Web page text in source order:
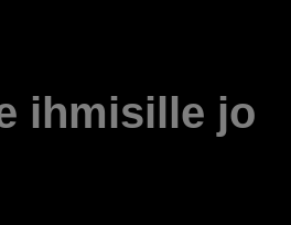
ihmisille jo